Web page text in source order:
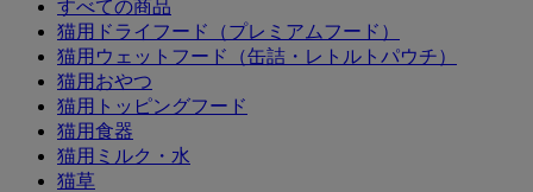
すべての商品
猫用ドライフード（プレミアムフード）
猫用ウェットフード（缶詰・レトルトパウチ）
猫用おやつ
猫用トッピングフード
猫用食器
猫用ミルク・水
猫草